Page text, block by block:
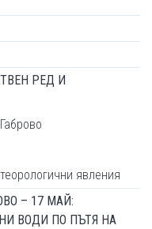
РЕД И
явления
– 17 МАЙ:
ВОДИ ПО ПЪТЯ НА